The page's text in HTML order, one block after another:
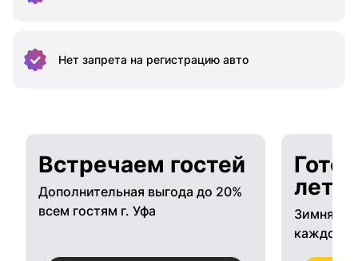
Нет запрета на регистрацию авто
Встречаем гостей
Дополнительная выгода до 20%
всем гостям г. Уфа
Зимняя
каждому